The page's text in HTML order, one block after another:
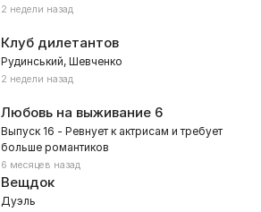
2 недели назад
Клуб дилетантов
Рудинський, Шевченко
2 недели назад
Любовь на выживание6
Выпуск 16 - Ревнует к актрисам и требует
больше романтиков
6 месяцев назад
Вещдок
Дуэль